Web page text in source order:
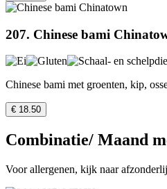
207. Chinese bami
Chinese bami met groenten, kip,
€ 18.50
Combinatie/ Maand
Voor allergenen, kijk naar